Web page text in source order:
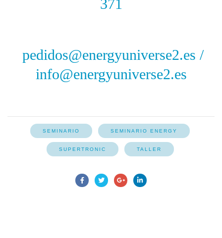
371
pedidos@energyuniverse2.es /
info@energyuniverse2.es
SEMINARIO SEMINARIO ENERGY
SUPERTRONIC TALLER